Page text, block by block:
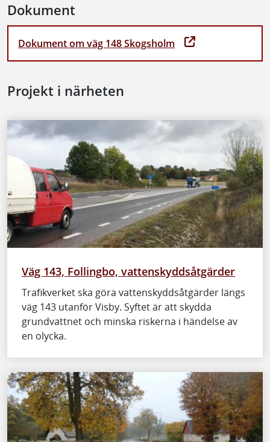
Dokument
Dokument om väg 148 Skogsholm
Projekt i närheten
Väg 143, Follingbo, vattenskyddsåtgärder
Trafikverket ska göra vattenskyddsåtgärder längs
väg 143 utanför Visby. Syftet är att skydda
grundvattnet och minska riskerna i händelse av
en olycka.